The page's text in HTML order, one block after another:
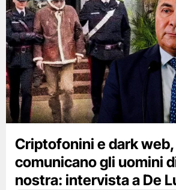
Criptofonini e dark
comunicano gli uomini
nostra: intervista a De